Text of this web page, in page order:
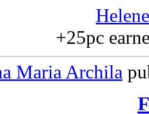
+25pc
Maria Archila